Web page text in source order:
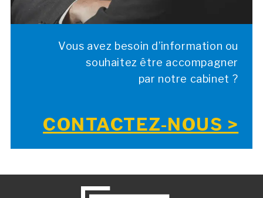
Vous avez besoin d’information ou
souhaitez être accompagner
par notre cabinet ?
CONTACTEZ-NOUS >